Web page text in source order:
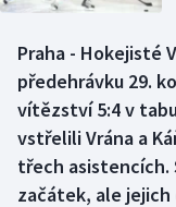
Curling
Dostihy
Florbal
Praha - Hokejisté
předehrávku 29.
vítězství 5:4 v
vstřelili Vrána a
třech asistencích.
začátek, ale